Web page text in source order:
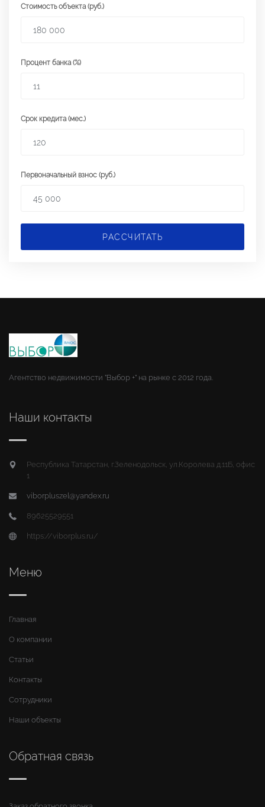
Стоимость объекта (руб.)
Процент банка (%)
Срок кредита (мес.)
Первоначальный взнос (руб.)
РАССЧИТАТЬ
Агентство недвижимости "Выбор +" на рынке с 2012 года.
Наши контакты
Республика Татарстан, г.Зеленодольск, ул.Королева д.11Б, офис
1
viborpluszel@yandex.ru
89625529551
https://viborplus.ru/
Меню
Главная
О компании
Статьи
Контакты
Сотрудники
Наши объекты
Обратная связь